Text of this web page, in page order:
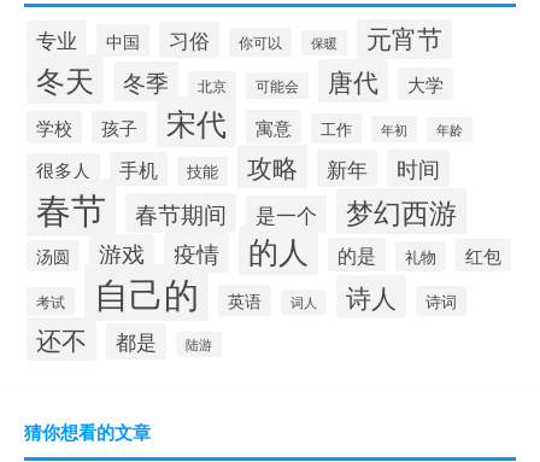
专业 中国 习俗 你可以 保暖 元宵节
冬天 冬季 北京 可能会 唐代
大学
学校
孩子 宋代 寓意 工作 年初 年龄
很多人 手机 技能 攻略 新年 时间
春节 春节期间 是一个 梦幻西游
汤圆 游戏 疫情 的人 的是 礼物 红包
考试 自己的 英语 词人 诗人 诗词
还不 都是 陆游
猜你想看的文章